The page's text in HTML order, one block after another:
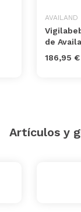
AVAILAND
de
186,95 €
Artículos y